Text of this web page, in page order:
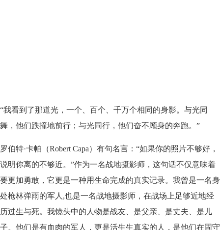
“我看到了那道光，一个、百个、千万个相同的身影。与光同
舞，他们跌撞地前行；与光同行，他们奋不顾身的奔跑。”
罗伯特·卡帕（Robert Capa）有句名言：“如果你的照片不够好，
说明你离的不够近。”作为一名战地摄影师，这句话不仅意味着
要更加勇敢，它更是一种用生命完成的真实记录。我曾是一名身
处枪林弹雨的军人,也是一名战地摄影师，在战场上足够近地经
历过生与死。我镜头中的人物是战友、是父亲、是丈夫、是儿
子。他们是有血肉的军人，更是活生生真实的人，是他们在固守